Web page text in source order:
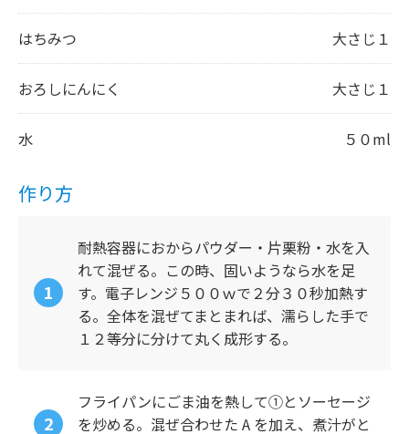
はちみつ 大さじ１
おろしにんにく 大さじ１
水 ５０ml
作り方
耐熱容器におからパウダー・片栗粉・水を入
れて混ぜる。この時、固いようなら水を足
す。電子レンジ５００ｗで２分３０秒加熱す
る。全体を混ぜてまとまれば、濡らした手で
１２等分に分けて丸く成形する。
フライパンにごま油を熱して①とソーセージ
を炒める。混ぜ合わせた A を加え、煮汁がと